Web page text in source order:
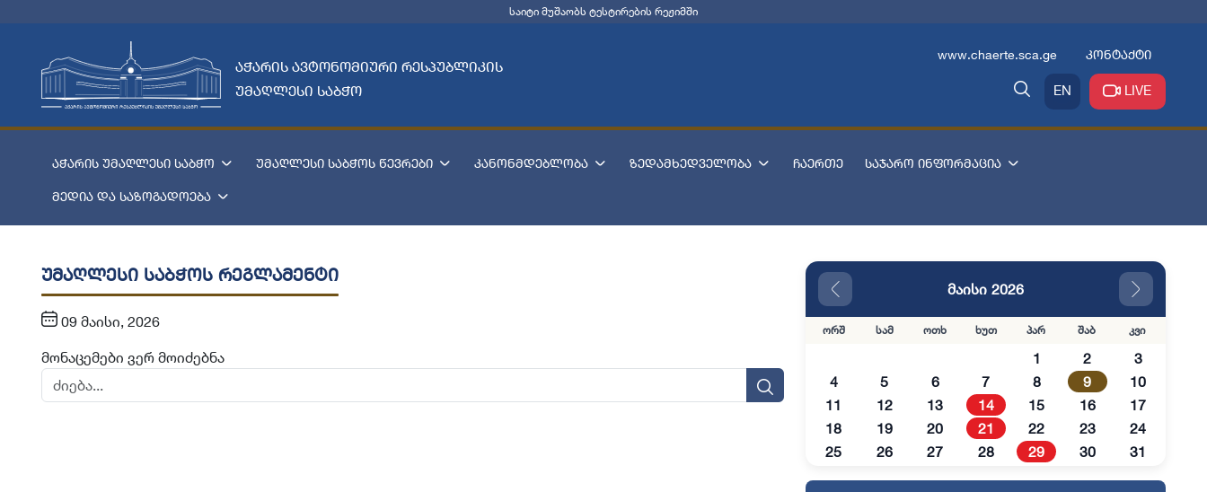
საიტი მუშაობს ტესტირების რეჟიმში
აჭარის ავტონომიური რესპუბლიკის
უმაღლესი საბჭო
www.chaerte.sca.ge კონტაქტი
EN LIVE
აჭარის უმაღლესი საბჭო უმაღლესი საბჭოს წევრები კანონმდებლობა ზედამხედველობა ჩაერთე საჯარო ინფორმაცია
მედია და საზოგადოება
უმაღლესი საბჭოს რეგლამენტი
09 მაისი, 2026
მონაცემები ვერ მოიძებნა
მაისი 2026
ორშ სამ ოთხ ხუთ პარ შაბ კვი
1 2
3
4
5 6 7 8 9
10
11
12 13 14 15 16
17
18
19 20 21 22 23
24
25
26 27 28 29 30 31